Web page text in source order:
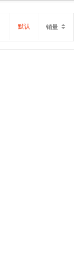
默认 销量